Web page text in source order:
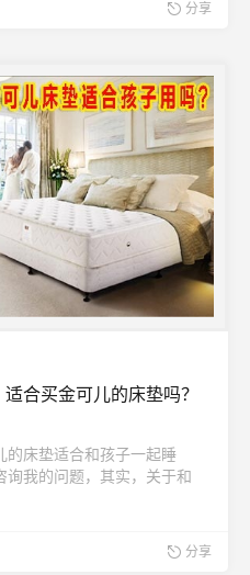
分享
合买金可儿的床垫吗？
的床垫适合和孩子一起睡
询我的问题，其实，关于和
分享